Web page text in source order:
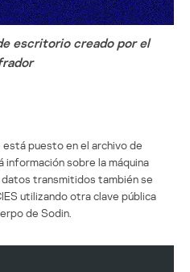
escritorio creado por el
puesto en el archivo de
información sobre la máquina
transmitidos también se
utilizando otra clave pública
de Sodin.